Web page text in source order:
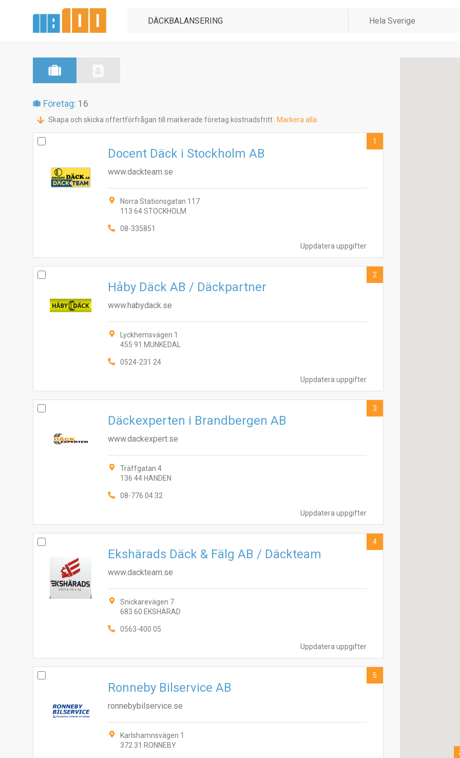
Företag: 16
Skapa och skicka offertförfrågan till markerade företag kostnadsfritt Markera alla
Uppdatera uppgifter
Docent Däck i Stockholm AB
www.dackteam.se
Norra Stationsgatan 117
113 64 STOCKHOLM
08-335851
1
Uppdatera uppgifter
Håby Däck AB / Däckpartner
www.habydack.se
Lyckhemsvägen 1
455 91 MUNKEDAL
0524-231 24
2
Uppdatera uppgifter
Däckexperten i Brandbergen AB
www.dackexpert.se
Träffgatan 4
136 44 HANDEN
08-776 04 32
3
Uppdatera uppgifter
Ekshärads Däck & Fälg AB / Däckteam
www.dackteam.se
Snickarevägen 7
683 60 EKSHÄRAD
0563-400 05
4
Ronneby Bilservice AB
ronnebybilservice.se
Karlshamnsvägen 1
372 31 RONNEBY
5